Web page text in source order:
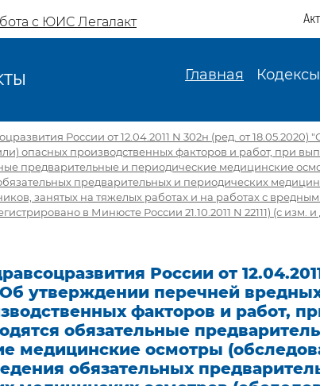
с ЮИС Легалакт
Главная Кодексы
России от 12.04.2011 N 302н (ред. от 18.05.2020)
опасных производственных факторов и работ, при
предварительные и периодические медицинские
предварительных и периодических
занятых на тяжелых работах и на работах с
в Минюсте России 21.10.2011 N 22111) (с изм. и
России от
Об утверждении перечней
факторов и работ,
обязательные
медицинские осмотры
обязательных